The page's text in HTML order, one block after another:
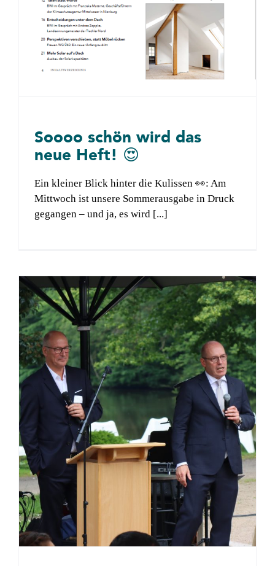
Soooo schön wird das
neue Heft! 😍
Ein kleiner Blick hinter die Kulissen 👀: Am
Mittwoch ist unsere Sommerausgabe in Druck
gegangen – und ja, es wird [...]